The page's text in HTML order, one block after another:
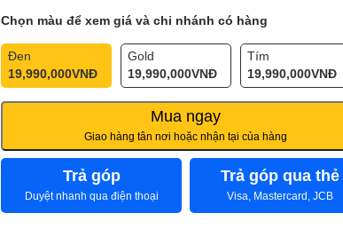
Chọn màu để xem giá và chi nhánh có hàng
Đen
19,990,000VNĐ
Gold
19,990,000VNĐ
Tím
19,990,000VNĐ
Mua ngay
Giao hàng tân nơi hoặc nhận tại của hàng
Trả góp
Duyệt nhanh qua điện thoại
Trả góp qua thẻ
Visa, Mastercard, JCB